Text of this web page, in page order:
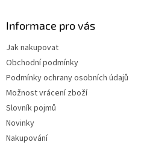
Informace pro vás
Jak nakupovat
Obchodní podmínky
Podmínky ochrany osobních údajů
Možnost vrácení zboží
Slovník pojmů
Novinky
Nakupování